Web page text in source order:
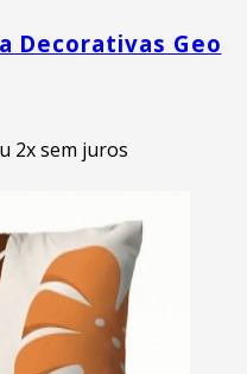
Decorativas Geo
2x sem juros